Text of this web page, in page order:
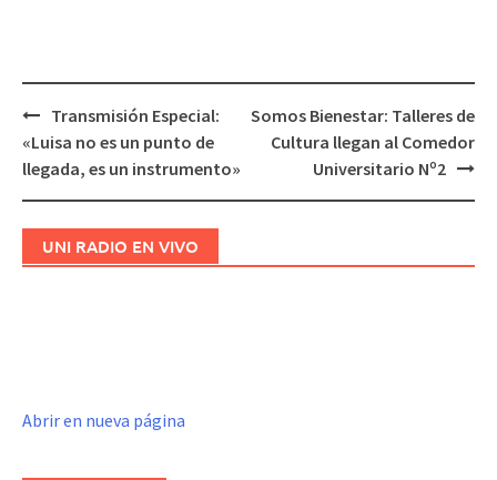
Navegación
de
entradas
Transmisión Especial:
«Luisa no es un punto de
llegada, es un instrumento»
Somos Bienestar: Talleres de
Cultura llegan al Comedor
Universitario Nº2
UNI RADIO EN VIVO
Abrir en nueva página